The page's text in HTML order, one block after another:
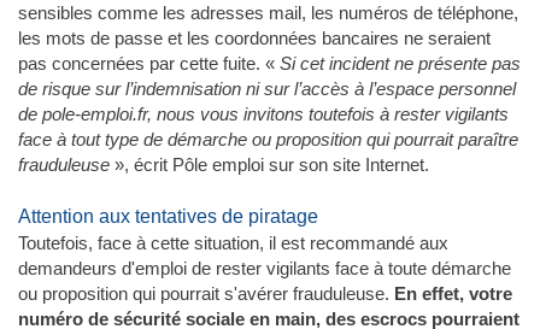
sensibles comme les adresses mail, les numéros de téléphone,
les mots de passe et les coordonnées bancaires ne seraient
pas concernées par cette fuite. « Si cet incident ne présente pas
de risque sur l’indemnisation ni sur l’accès à l’espace personnel
de pole-emploi.fr, nous vous invitons toutefois à rester vigilants
face à tout type de démarche ou proposition qui pourrait paraître
frauduleuse », écrit Pôle emploi sur son site Internet.
Attention aux tentatives de piratage
Toutefois, face à cette situation, il est recommandé aux
demandeurs d'emploi de rester vigilants face à toute démarche
ou proposition qui pourrait s'avérer frauduleuse. En effet, votre
numéro de sécurité sociale en main, des escrocs pourraient